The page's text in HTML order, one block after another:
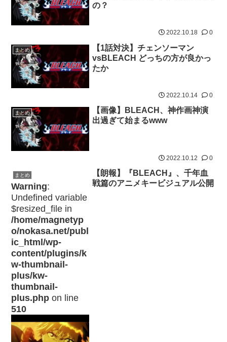
の？
2022.10.18 0
まとめ
【1話対決】チェンソーマン
vsBLEACH どっちの方が良かっ
たか
2022.10.14 0
まとめ
【画像】BLEACH、神作画神演
出過ぎて始まるwww
2022.10.12 0
Warning:
Undefined variable
$resized_file in
/home/magnetyp
o/nokasa.net/publ
ic_html/wp-
content/plugins/k
w-thumbnail-
plus/kw-
thumbnail-
plus.php on line
510
まとめ
【朗報】『BLEACH』、千年血
戦篇のアニメキービジュアル公開